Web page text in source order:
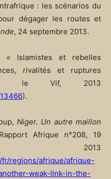
: les scénarios du
dégager les routes et
, 24 septembre 2013.
« Islamistes et rebelles
rivalités et ruptures
le Vif, 2013
).
Niger. Un autre maillon
Afrique n°208, 19
2013
regions/afrique/afrique-
weak-link-in-the-